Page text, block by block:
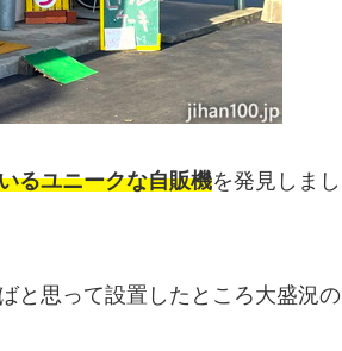
るユニークな自販機を発見しまし
と思って設置したところ大盛況の